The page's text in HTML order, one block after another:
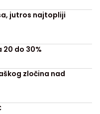
jutros najtopliji
20 do 30%
zločina nad